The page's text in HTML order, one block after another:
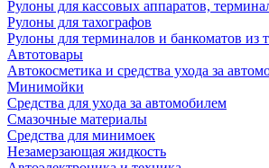
Рулоны для кассовых аппаратов,
Рулоны для тахографов
Рулоны для терминалов и банкоматов из
Автотовары
Автокосметика и средства ухода за
Минимойки
Средства для ухода за автомобилем
Смазочные материалы
Средства для минимоек
Незамерзающая жидкость